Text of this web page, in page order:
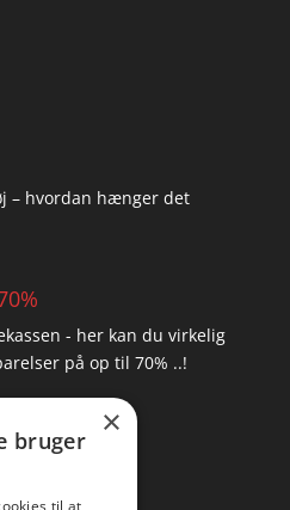
– hvordan hænger det
- her kan du virkelig
på op til 70% ..!
×
bruger
til at